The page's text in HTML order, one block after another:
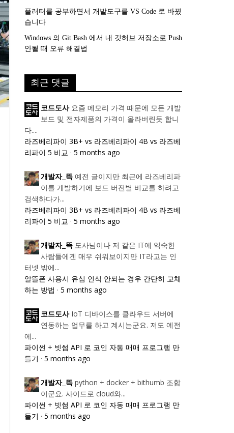
플러터를 공부하면서 개발도구를 VS Code 로 바꿨
습니다
Windows 의 Git Bash 에서 내 깃허브 저장소로 Push
안될 때 오류 해결법
최근 댓글
코드도사 요즘 메모리 가격 때문에 모든 개발
보드 및 전자제품의 가격이 올라버린듯 합니
다....
라즈베리파이 3B+ vs 라즈베리파이 4B vs 라즈베
리파이 5 비교 · 5 months ago
개발자_뜩 예전 글이지만 최근에 라즈베리파
이를 개발하기에 보드 버전별 비교를 하려고
검색하다가...
라즈베리파이 3B+ vs 라즈베리파이 4B vs 라즈베
리파이 5 비교 · 5 months ago
개발자_뜩 도사님이나 저 같은 IT에 익숙한
사람들에겐 매우 쉬워보이지만 IT라고는 인
터넷 밖에...
알뜰폰 사용시 유심 인식 안되는 경우 간단히 교체
하는 방법 · 5 months ago
코드도사 IoT 디바이스를 클라우드 서버에
연동하는 업무를 하고 계시는군요. 저도 예전
에...
파이썬 + 빗썸 API 로 코인 자동 매매 프로그램 만
들기 · 5 months ago
개발자_뜩 python + docker + bithumb 조합
이군요. 사이드로 cloud와...
파이썬 + 빗썸 API 로 코인 자동 매매 프로그램 만
들기 · 5 months ago